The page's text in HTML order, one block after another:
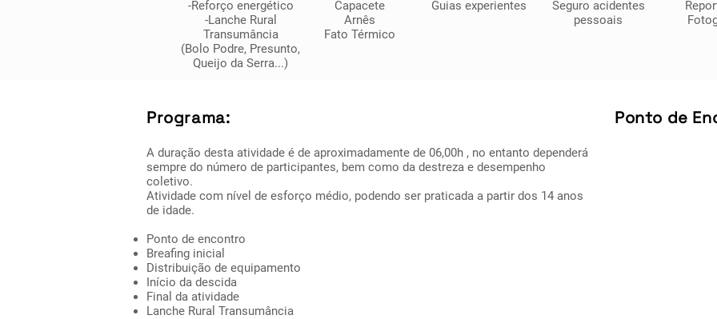
-Reforço energético
-Lanche Rural
Transumância
(Bolo Podre, Presunto,
Queijo da Serra...)
Capacete
Arnês
Fato Térmico
Guias experientes
Seguro acidentes
pessoais
Programa:
A duração desta atividade é de aproximadamente de 06,00h , no entanto dependerá
sempre do número de participantes, bem como da destreza e desempenho
coletivo.
Atividade com nível de esforço médio, podendo ser praticada a partir dos 14 anos
de idade.
Ponto de encontro
Breafing inicial
Distribuição de equipamento
Início da descida
Final da atividade
Lanche Rural Transumância
Ponto de